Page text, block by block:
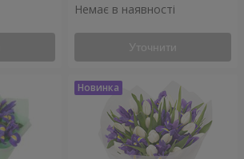
Немає в наявності
Уточнити